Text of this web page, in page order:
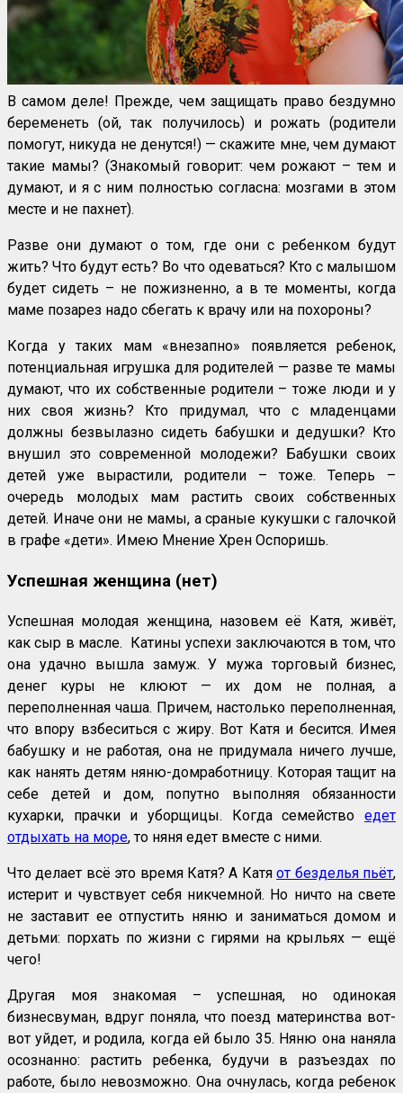
В самом деле! Прежде, чем защищать право бездумно
беременеть (ой, так получилось) и рожать (родители
помогут, никуда не денутся!) — скажите мне, чем думают
такие мамы? (Знакомый говорит: чем рожают – тем и
думают, и я с ним полностью согласна: мозгами в этом
месте и не пахнет).
Разве они думают о том, где они с ребенком будут
жить? Что будут есть? Во что одеваться? Кто с малышом
будет сидеть – не пожизненно, а в те моменты, когда
маме позарез надо сбегать к врачу или на похороны?
Когда у таких мам «внезапно» появляется ребенок,
потенциальная игрушка для родителей — разве те мамы
думают, что их собственные родители – тоже люди и у
них своя жизнь? Кто придумал, что с младенцами
должны безвылазно сидеть бабушки и дедушки? Кто
внушил это современной молодежи? Бабушки своих
детей уже вырастили, родители – тоже. Теперь –
очередь молодых мам растить своих собственных
детей. Иначе они не мамы, а сраные кукушки с галочкой
в графе «дети». Имею Мнение Хрен Оспоришь.
Успешная женщина (нет)
Успешная молодая женщина, назовем её Катя, живёт,
как сыр в масле. Катины успехи заключаются в том, что
она удачно вышла замуж. У мужа торговый бизнес,
денег куры не клюют — их дом не полная, а
переполненная чаша. Причем, настолько переполненная,
что впору взбеситься с жиру. Вот Катя и бесится. Имея
бабушку и не работая, она не придумала ничего лучше,
как нанять детям няню-домработницу. Которая тащит на
себе детей и дом, попутно выполняя обязанности
кухарки, прачки и уборщицы. Когда семейство едет
отдыхать на море, то няня едет вместе с ними.
Что делает всё это время Катя? А Катяот безделья пьёт,
истерит и чувствует себя никчемной. Но ничто на свете
не заставит ее отпустить няню и заниматься домом и
детьми: порхать по жизни с гирями на крыльях — ещё
чего!
Другая моя знакомая – успешная, но одинокая
бизнесвуман, вдруг поняла, что поезд материнства вот-
вот уйдет, и родила, когда ей было 35. Няню она наняла
осознанно: растить ребенка, будучи в разъездах по
работе, было невозможно. Она очнулась, когда ребенок